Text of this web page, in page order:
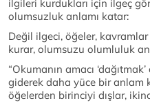
ilgileri kurdukları için ilgeç
olumsuzluk anlamı katar:
Değil ilgeci, öğeler,
kurar, olumsuzu olumluluk
“Okumanın amacı
giderek daha yüce bir anlam
öğelerden birinciyi dışlar,